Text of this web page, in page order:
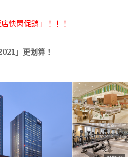
快閃促銷」！！！
」更划算！